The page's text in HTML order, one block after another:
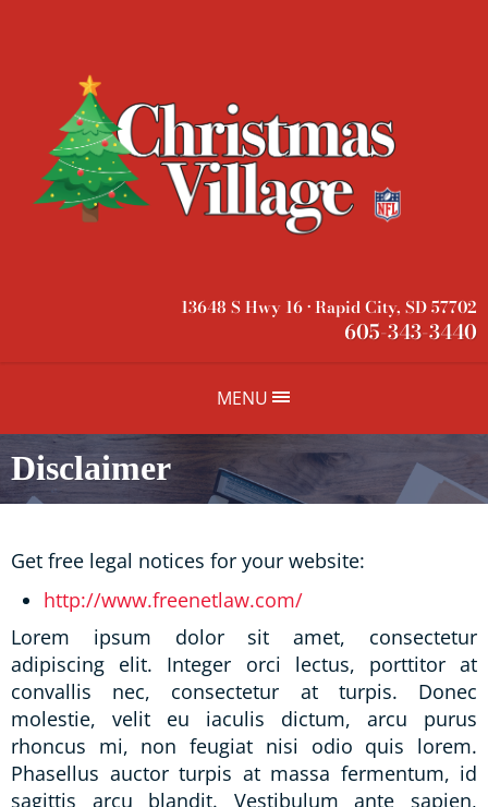
13648 S Hwy 16 • Rapid City, SD 57702
605-343-3440
MENU
Disclaimer
Get free legal notices for your website:
http://www.freenetlaw.com/
Lorem ipsum dolor sit amet, consectetur
adipiscing elit. Integer orci lectus, porttitor at
convallis nec, consectetur at turpis. Donec
molestie, velit eu iaculis dictum, arcu purus
rhoncus mi, non feugiat nisi odio quis lorem.
Phasellus auctor turpis at massa fermentum, id
sagittis arcu blandit. Vestibulum ante sapien,